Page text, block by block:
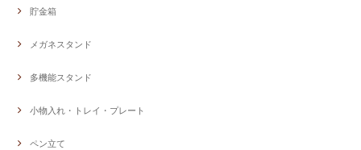
貯金箱
メガネスタンド
多機能スタンド
小物入れ・トレイ・プレート
ペン立て